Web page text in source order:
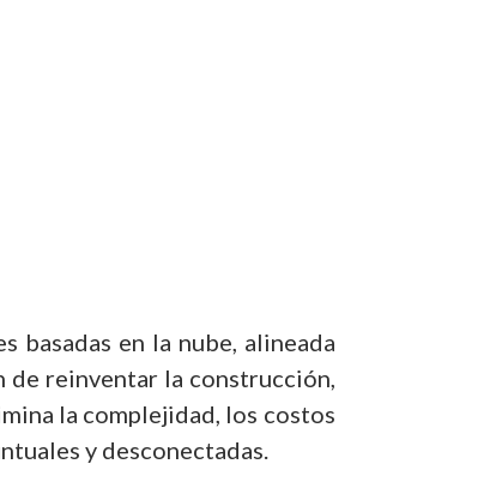
basadas en la nube, alineada
de reinventar la construcción,
la complejidad, los costos
y desconectadas.